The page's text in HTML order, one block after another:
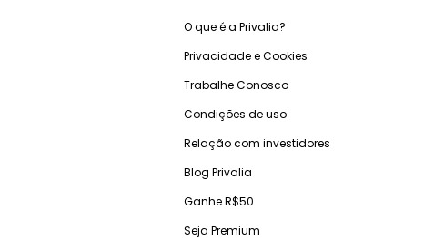
O que é a Privalia?
Privacidade e Cookies
Trabalhe Conosco
Condições de uso
Relação com investidores
Blog Privalia
Ganhe R$50
Seja Premium